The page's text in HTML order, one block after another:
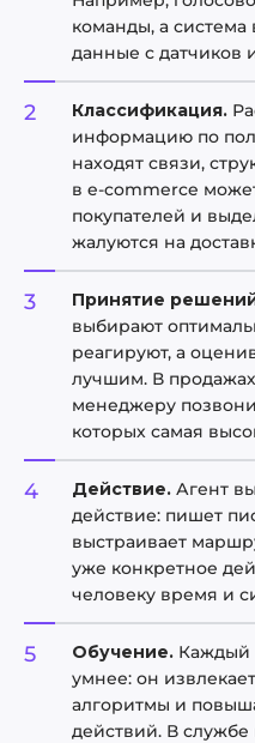
команды, а система
данные с датчиков
Классификация.
информацию по
находят связи,
в e-commerce
покупателей и
жалуются на
Принятие
выбирают
реагируют, а
лучшим. В
менеджеру
которых самая
Действие. Агент
действие: пишет
выстраивает
уже конкретное
человеку время и
Обучение. Каждый
умнее: он
алгоритмы и
действий. В